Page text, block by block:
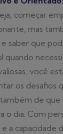
começar
mas
e saber que
quando
você
os desafios
de que
o dia. Com
a capacidade